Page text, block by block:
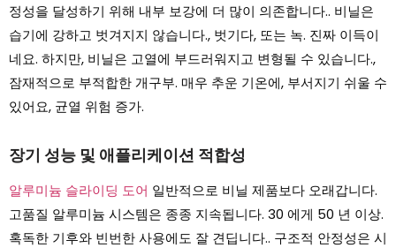
정성을 달성하기 위해 내부 보강에 더 많이 의존합니다.. 비닐은
습기에 강하고 벗겨지지 않습니다., 벗기다, 또는 녹. 진짜 이득이
네요. 하지만, 비닐은 고열에 부드러워지고 변형될 수 있습니다.,
잠재적으로 부적합한 개구부. 매우 추운 기온에, 부서지기 쉬울 수
있어요, 균열 위험 증가.
장기 성능 및 애플리케이션 적합성
알루미늄 슬라이딩 도어 일반적으로 비닐 제품보다 오래갑니다.
고품질 알루미늄 시스템은 종종 지속됩니다. 30 에게 50 년 이상.
혹독한 기후와 빈번한 사용에도 잘 견딥니다.. 구조적 안정성은 시